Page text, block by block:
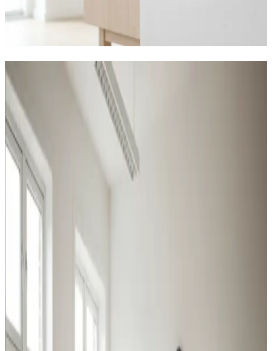
Sådan hjælper vi virksomheder i
Silkeborg
Industri, produktion, lager og kontor i Silkeborg: vi
leverer ventilation der matcher belastningen og
overholder Arbejdstilsynets krav.
Procesventilation
Udsugning ved svejsning, slibning og kemikalier i
Silkeborg. Overholder Arbejdstilsynets krav.
Læs mere